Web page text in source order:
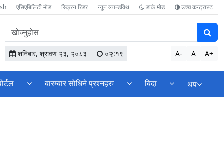
एसिएबिलिटी मोड स्क्रिन रिडर न्यून व्यान्डविथ डार्क मोड उच्च कन्ट्रास्ट
वेबसाइटमा
सामग्री
खोज्नुहोस
शनिबार, श्रावण २३, २०८३ ०२:१९ A- A A+
बारम्बार सोधिने प्रश्नहरु बिदा थप